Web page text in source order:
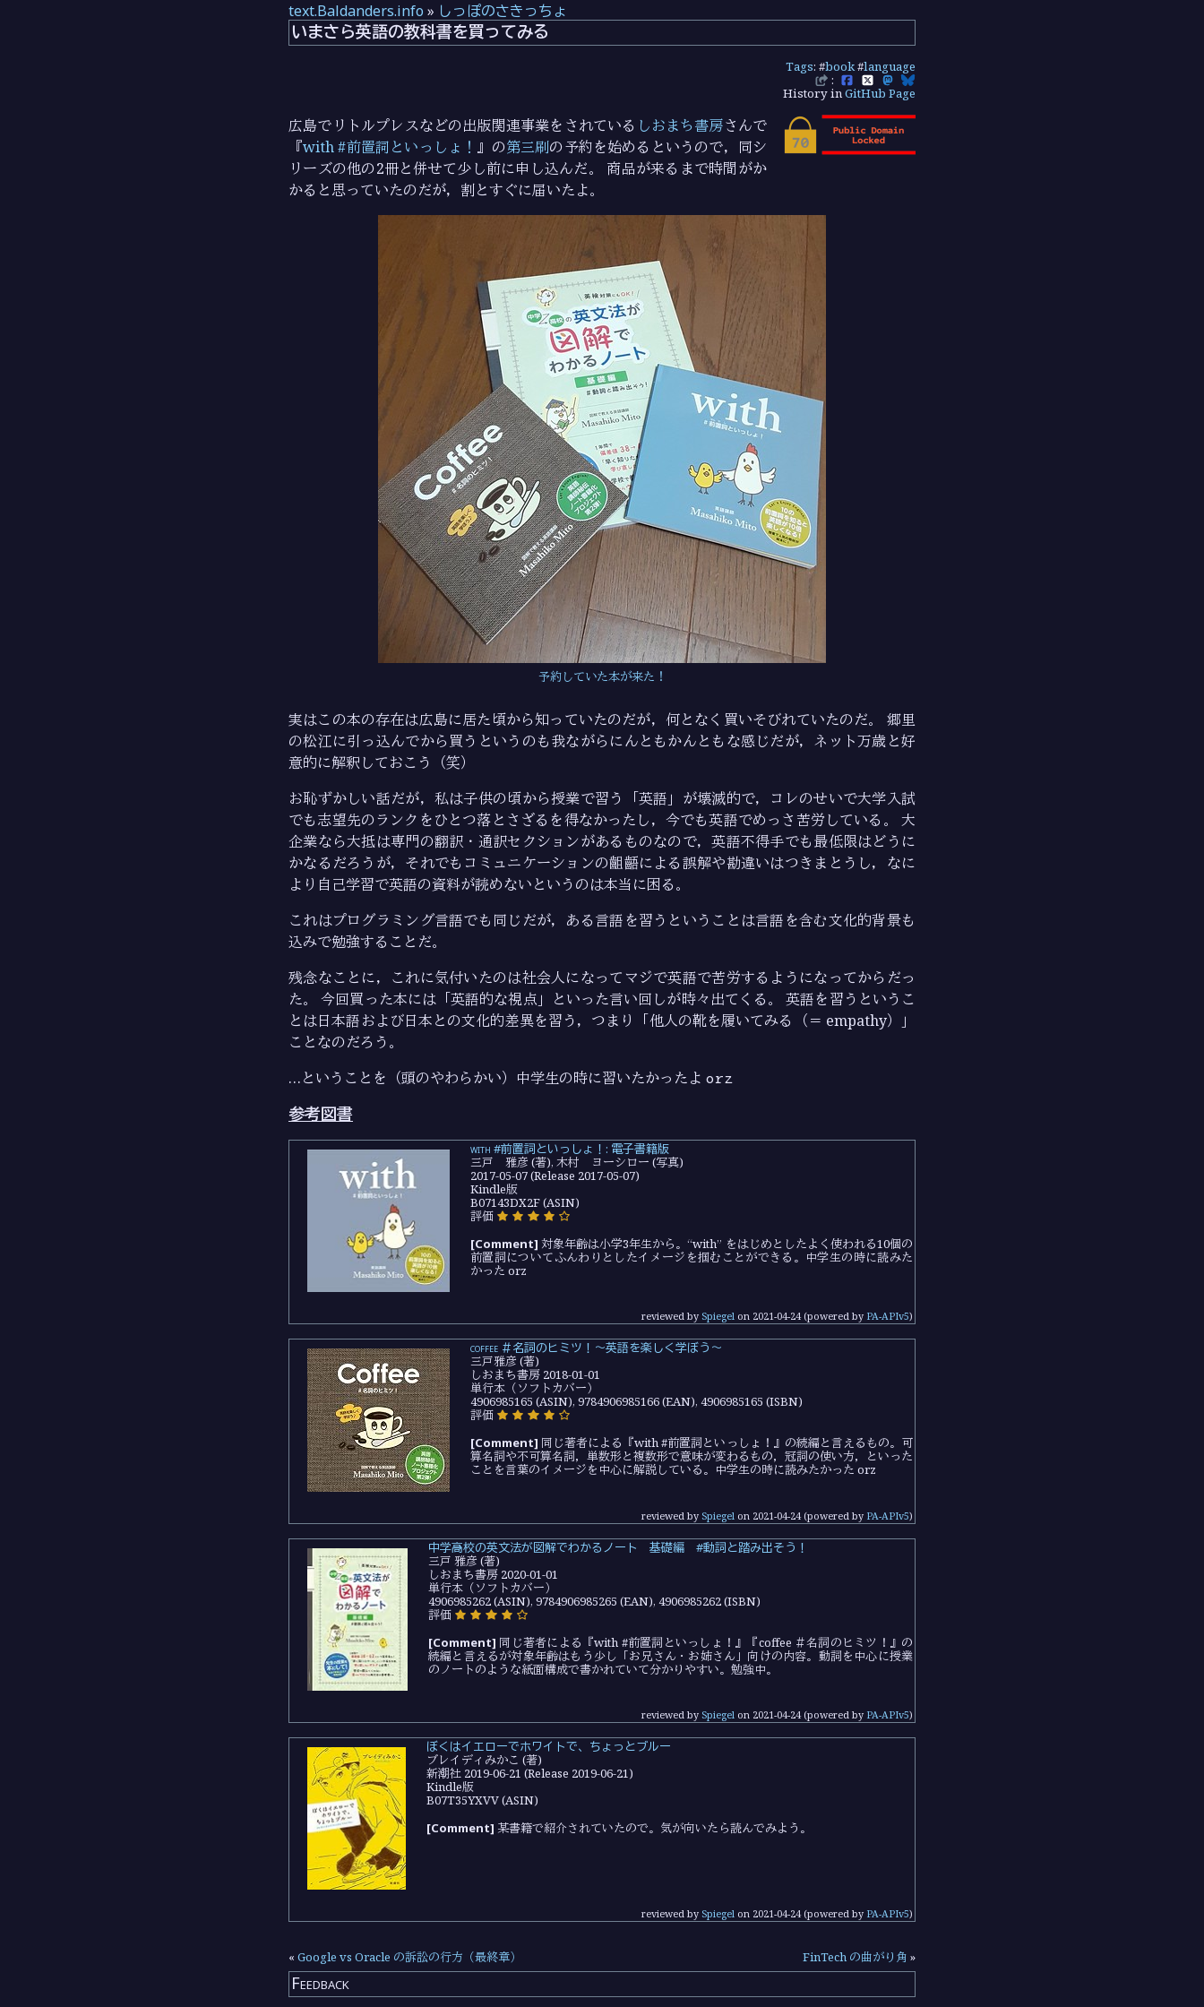
text.Baldanders.info » しっぽのさきっちょ
いまさら英語の教科書を買ってみる
Tags: #book#language
:
History inGitHub Page
広島でリトルプレスなどの出版関連事業をされている しおまち書房さんで
『with #前置詞といっしょ！ 』の第三刷の予約を始めるというので，同シ
リーズの他の2冊と併せて少し前に申し込んだ。 商品が来るまで時間がか
かると思っていたのだが，割とすぐに届いたよ。
予約していた本が来た！
実はこの本の存在は広島に居た頃から知っていたのだが，何となく買いそびれていたのだ。 郷里
の松江に引っ込んでから買うというのも我ながらにんともかんともな感じだが，ネット万歳と好
意的に解釈しておこう（笑）
お恥ずかしい話だが，私は子供の頃から授業で習う「英語」が壊滅的で，コレのせいで大学入試
でも志望先のランクをひとつ落とさざるを得なかったし，今でも英語でめっさ苦労している。 大
企業なら大抵は専門の翻訳・通訳セクションがあるものなので，英語不得手でも最低限はどうに
かなるだろうが，それでもコミュニケーションの齟齬による誤解や勘違いはつきまとうし，なに
より自己学習で英語の資料が読めないというのは本当に困る。
これはプログラミング言語でも同じだが，ある言語を習うということは言語を含む文化的背景も
込みで勉強することだ。
残念なことに，これに気付いたのは社会人になってマジで英語で苦労するようになってからだっ
た。 今回買った本には「英語的な視点」といった言い回しが時々出てくる。 英語を習うというこ
とは日本語および日本との文化的差異を習う，つまり「他人の靴を履いてみる（＝ empathy）」
ことなのだろう。
…ということを（頭のやわらかい）中学生の時に習いたかったよ orz
参考図書
with #前置詞といっしょ！: 電子書籍版
三戸 雅彦 (著), 木村 ヨーシロー (写真)
2017-05-07 (Release 2017-05-07)
Kindle版
B07143DX2F (ASIN)
評価
[Comment] 対象年齢は小学3年生から。“with” をはじめとしたよく使われる10個の
前置詞についてふんわりとしたイメージを掴むことができる。中学生の時に読みた
かった orz
reviewed by Spiegel on 2021-04-24(powered by PA-APIv5)
coffee ＃名詞のヒミツ！～英語を楽しく学ぼう～
三戸雅彦 (著)
しおまち書房 2018-01-01
単行本（ソフトカバー）
4906985165 (ASIN), 9784906985166 (EAN), 4906985165 (ISBN)
評価
[Comment] 同じ著者による『with #前置詞といっしょ！』の続編と言えるもの。可
算名詞や不可算名詞，単数形と複数形で意味が変わるもの，冠詞の使い方，といった
ことを言葉のイメージを中心に解説している。中学生の時に読みたかった orz
reviewed by Spiegel on 2021-04-24(powered by PA-APIv5)
中学→高校の英文法が図解でわかるノート 基礎編 #動詞と踏み出そう！
三戸 雅彦 (著)
しおまち書房 2020-01-01
単行本（ソフトカバー）
4906985262 (ASIN), 9784906985265 (EAN), 4906985262 (ISBN)
評価
[Comment] 同じ著者による『with #前置詞といっしょ！』『coffee ＃名詞のヒミツ！』の
続編と言えるが対象年齢はもう少し「お兄さん・お姉さん」向けの内容。動詞を中心に授業
のノートのような紙面構成で書かれていて分かりやすい。勉強中。
reviewed by Spiegel on 2021-04-24(powered by PA-APIv5)
ぼくはイエローでホワイトで、ちょっとブルー
ブレイディみかこ (著)
新潮社 2019-06-21 (Release 2019-06-21)
Kindle版
B07T35YXVV (ASIN)
[Comment] 某書籍で紹介されていたので。気が向いたら読んでみよう。
reviewed by Spiegel on 2021-04-24(powered by PA-APIv5)
« Google vs Oracle の訴訟の行方（最終章） FinTech の曲がり角 »
Feedback